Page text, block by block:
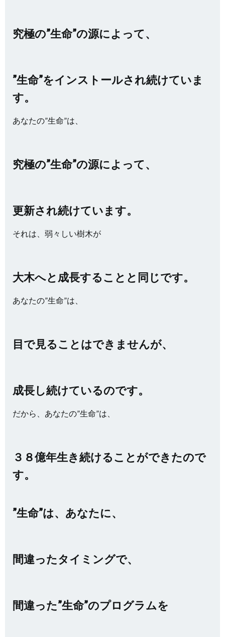
究極の”生命”の源によって、
”生命”をインストールされ続けていま
す。
あなたの”生命”は、
究極の”生命”の源によって、
更新され続けています。
それは、弱々しい樹木が
大木へと成長することと同じです。
あなたの”生命”は、
目で見ることはできませんが、
成長し続けているのです。
だから、あなたの”生命”は、
３８億年生き続けることができたので
す。
”生命”は、あなたに、
間違ったタイミングで、
間違った”生命”のプログラムを